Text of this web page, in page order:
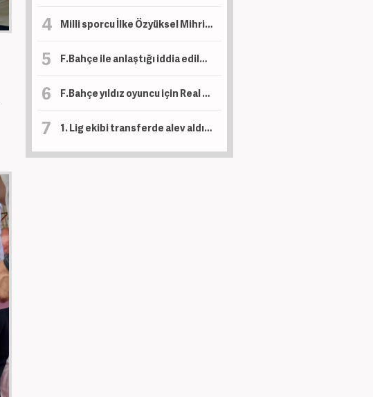
Milli sporcu İlke Özyüksel Mihrioğlu Avrupa şampiyonu oldu!
F.Bahçe ile anlaştığı iddia edilmişti! Hakan'dan açıklama
F.Bahçe yıldız oyuncu için Real Madrid ile anlaştı!
1. Lig ekibi transferde alev aldı! 15 futbolcuyu birden açıkladılar